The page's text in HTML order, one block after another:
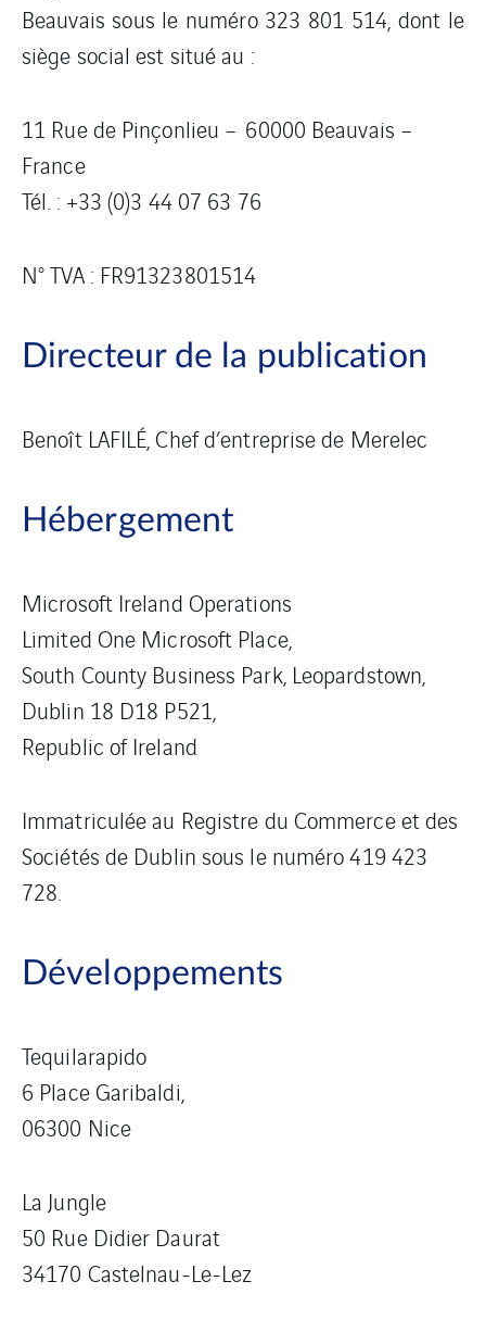
Beauvais sous le numéro 323 801 514, dont le
siège social est situé au :
11 Rue de Pinçonlieu – 60000 Beauvais –
France
Tél. : +33 (0)3 44 07 63 76
N° TVA : FR91323801514
Directeur de la publication
Benoît LAFILÉ, Chef d’entreprise de Merelec
Hébergement
Microsoft Ireland Operations
Limited One Microsoft Place,
South County Business Park, Leopardstown,
Dublin 18 D18 P521,
Republic of Ireland
Immatriculée au Registre du Commerce et des
Sociétés de Dublin sous le numéro 419 423
728.
Développements
Tequilarapido
6 Place Garibaldi,
06300 Nice
La Jungle
50 Rue Didier Daurat
34170 Castelnau-Le-Lez